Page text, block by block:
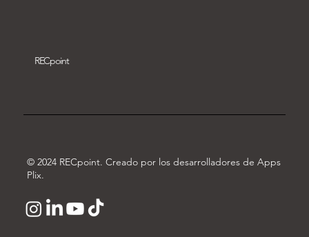
RECpoint
© 2024 RECpoint. Creado por los desarrolladores de Apps
Plix.